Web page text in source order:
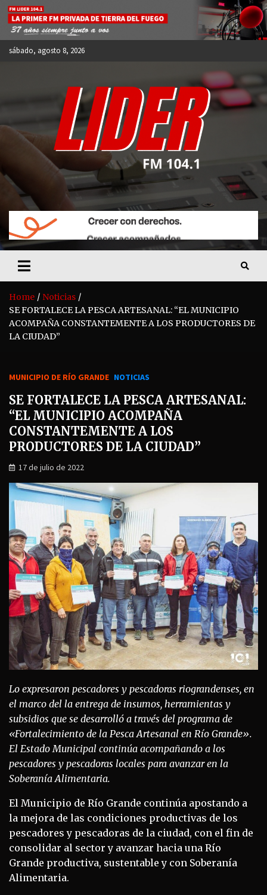
Skip
content
sábado, agosto 8, 2026
FM LIDER 104.1
Home
Noticias
SE FORTALECE LA PESCA ARTESANAL: “EL MUNICIPIO
ACOMPAÑA CONSTANTEMENTE A LOS PRODUCTORES DE
LA CIUDAD”
MUNICIPIO DE RÍO GRANDE NOTICIAS
SE FORTALECE LA PESCA ARTESANAL:
“EL MUNICIPIO ACOMPAÑA
CONSTANTEMENTE A LOS
PRODUCTORES DE LA CIUDAD”
17 de julio de 2022
Lo expresaron pescadores y pescadoras riograndenses, en
el marco del la entrega de insumos, herramientas y
subsidios que se desarrolló a través del programa de
«Fortalecimiento de la Pesca Artesanal en Río Grande».
El Estado Municipal continúa acompañando a los
pescadores y pescadoras locales para avanzar en la
Soberanía Alimentaria.
El Municipio de Río Grande continúa apostando a
la mejora de las condiciones productivas de los
pescadores y pescadoras de la ciudad, con el fin de
consolidar al sector y avanzar hacia una Río
Grande productiva, sustentable y con Soberanía
Alimentaria.